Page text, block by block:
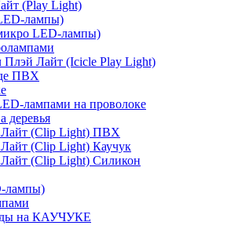
(Play Light)
лампы)
LED-лампы)
Плэй Лайт (Icicle Play Light)
ПВХ
лампами на проволоке
Лайт (Clip Light) ПВХ
(Clip Light) Каучук
(Clip Light) Силикон
лампы)
на КАУЧУКЕ